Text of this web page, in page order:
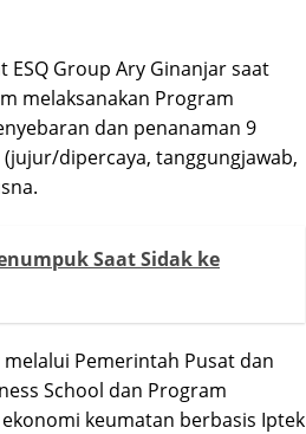
Group Ary Ginanjar saat
melaksanakan Program
dan penanaman 9
(jujur/dipercaya, tanggungjawab,
Saat Sidak ke
melalui Pemerintah Pusat dan
School dan Program
keumatan berbasis Iptek